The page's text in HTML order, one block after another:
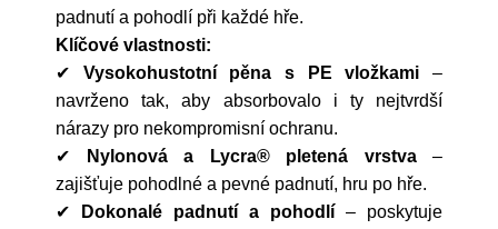
padnutí a pohodlí při každé hře.
Klíčové vlastnosti:
✔ Vysokohustotní pěna s PE vložkami –
navrženo tak, aby absorbovalo i ty nejtvrdší
nárazy pro nekompromisní ochranu.
✔
Nylonová a Lycra® pletená vrstva–
zajišťuje pohodlné a pevné padnutí, hru po hře.
✔
Dokonalé padnutí a pohodlí – poskytuje